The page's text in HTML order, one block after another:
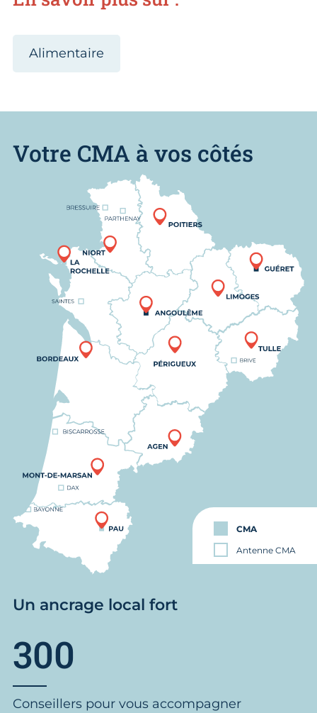
Alimentaire
Votre CMA à vos côtés
CMA
Antenne CMA
Un ancrage local fort
300
Conseillers pour vous accompagner